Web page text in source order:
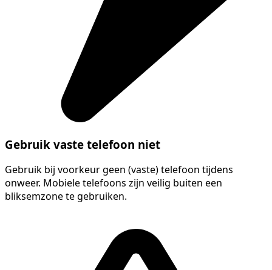
Gebruik vaste telefoon niet
Gebruik bij voorkeur geen (vaste) telefoon tijdens
onweer. Mobiele telefoons zijn veilig buiten een
bliksemzone te gebruiken.